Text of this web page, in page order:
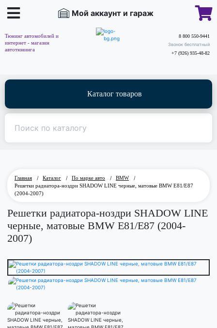
Мой аккаунт и гараж
Тюнинг автомобилей и
интернет - магазин
автотюнинга
8 800 550-9441
Звонок бесплатный
+7 (926) 935-48-82
Каталог товаров
Главная / Каталог / По марке авто / BMW
/
Решетки радиатора-ноздри SHADOW LINE черные, матовые BMW E81/E87
(2004-2007)
Решетки радиатора-ноздри SHADOW LINE
черные, матовые BMW E81/E87 (2004-
2007)